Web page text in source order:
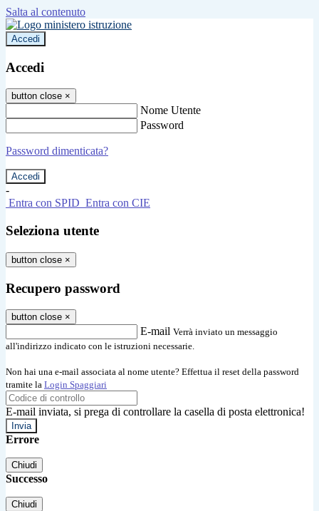
Salta al contenuto
Accedi
Accedi
button close ×
Nome Utente
Password
Password dimenticata?
-
Entra con SPID Entra con CIE
Seleziona utente
button close ×
Recupero password
button close ×
E-mail Verrà inviato un messaggio
all'indirizzo indicato con le istruzioni necessarie.
Non hai una e-mail associata al nome utente? Effettua il reset della password
tramite la Login Spaggiari
E-mail inviata, si prega di controllare la casella di posta elettronica!
Errore
Chiudi
Successo
Chiudi